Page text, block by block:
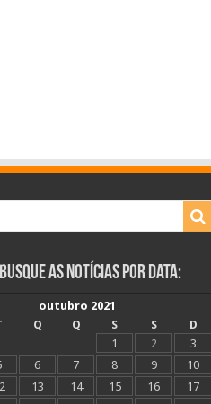
as Notícias Por Data:
outubro 2021
Q Q S S
D
1
2
3
6 7 8 9
10
13 14 15 16
17